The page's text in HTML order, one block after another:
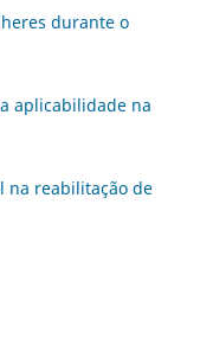
durante o
aplicabilidade na
na reabilitação de